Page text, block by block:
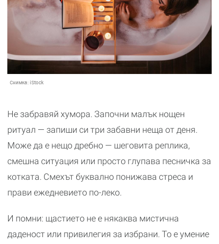
Снимка: iStock
Не забравяй хумора. Започни малък нощен
ритуал — запиши си три забавни неща от деня.
Може да е нещо дребно — шеговита реплика,
смешна ситуация или просто глупава песничка за
котката. Смехът буквално понижава стреса и
прави ежедневието по-леко.
И помни: щастието не е някаква мистична
даденост или привилегия за избрани. То е умение